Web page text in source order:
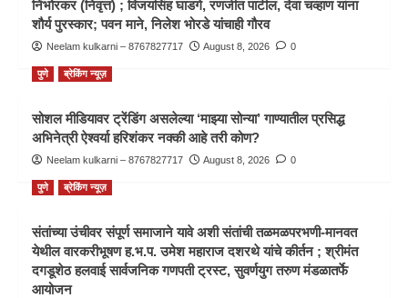
निंभोरकर (निवृत्त) ; विजयसिंह घाडगे, रणजीत पाटील, देवा चव्हाण यांना
शौर्य पुरस्कार; पवन माने, निलेश भोरडे यांचाही गौरव
Neelam kulkarni – 8767827717 August 8, 2026 0
पुणे ब्रेकिंग न्यूज़
सोशल मीडियावर ट्रेंडिंग असलेल्या ‘माझ्या सोन्या’ गाण्यातील प्रसिद्ध
अभिनेत्री ऐश्वर्या हरिशंकर नक्की आहे तरी कोण?
Neelam kulkarni – 8767827717 August 8, 2026 0
पुणे ब्रेकिंग न्यूज़
संतांच्या उंचीवर संपूर्ण समाजाने यावे अशी संतांची तळमळपरभणी-मानवत
येथील वारकरीभूषण ह.भ.प. उमेश महाराज दशरथे यांचे कीर्तन ; श्रीमंत
दगडूशेठ हलवाई सार्वजनिक गणपती ट्रस्ट, सुवर्णयुग तरुण मंडळातर्फे
आयोजन